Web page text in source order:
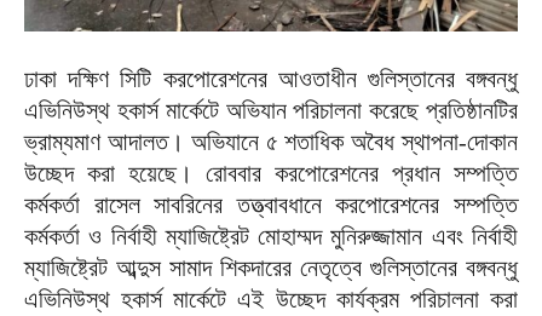
ঢাকা দক্ষিণ সিটি করপোরেশনের আওতাধীন গুলিস্তানের বঙ্গবন্ধু
এভিনিউস্থ হকার্স মার্কেটে অভিযান পরিচালনা করেছে প্রতিষ্ঠানটির
ভ্রাম্যমাণ আদালত। অভিযানে ৫ শতাধিক অবৈধ স্থাপনা-দোকান
উচ্ছেদ করা হয়েছে। রোববার করপোরেশনের প্রধান সম্পত্তি
কর্মকর্তা রাসেল সাবরিনের তত্ত্বাবধানে করপোরেশনের সম্পত্তি
কর্মকর্তা ও নির্বাহী ম্যাজিষ্ট্রেট মোহাম্মদ মুনিরুজ্জামান এবং নির্বাহী
ম্যাজিষ্ট্রেট আব্দুস সামাদ শিকদারের নেতৃত্বে গুলিস্তানের বঙ্গবন্ধু
এভিনিউস্থ হকার্স মার্কেটে এই উচ্ছেদ কার্যক্রম পরিচালনা করা